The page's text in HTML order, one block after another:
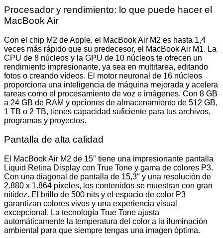
Procesador y rendimiento: lo que puede hacer el
MacBook Air
Con el chip M2 de Apple, el MacBook Air M2 es hasta 1,4
veces más rápido que su predecesor, el MacBook Air M1. La
CPU de 8 núcleos y la GPU de 10 núcleos te ofrecen un
rendimiento impresionante, ya sea en multitarea, editando
fotos o creando vídeos. El motor neuronal de 16 núcleos
proporciona una inteligencia de máquina mejorada y acelera
tareas como el procesamiento de voz e imágenes. Con 8 GB
a 24 GB de RAM y opciones de almacenamiento de 512 GB,
1 TB o 2 TB, tienes capacidad suficiente para tus archivos,
programas y proyectos.
Pantalla de alta calidad
El MacBook Air M2 de 15″ tiene una impresionante pantalla
Liquid Retina Display con True Tone y gama de colores P3.
Con una diagonal de pantalla de 15,3″ y una resolución de
2.880 x 1.864 píxeles, los contenidos se muestran con gran
nitidez. El brillo de 500 nits y el espacio de color P3
garantizan colores vivos y una experiencia visual
excepcional. La tecnología True Tone ajusta
automáticamente la temperatura del color a la iluminación
ambiental para que siempre tengas una imagen óptima.